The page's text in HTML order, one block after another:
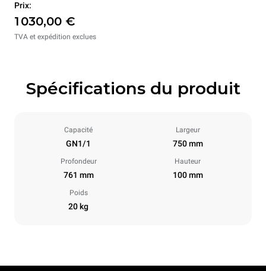
Prix:
1 030,00 €
TVA et expédition exclues
Spécifications du produit
Capacité
GN1/1
Largeur
750 mm
Profondeur
761 mm
Hauteur
100 mm
Poids
20 kg